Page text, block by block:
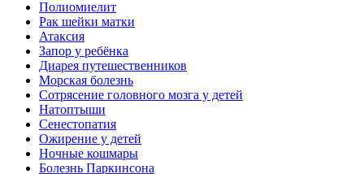
Полиомиелит
Рак шейки матки
Атаксия
Запор у ребёнка
Диарея путешественников
Морская болезнь
Сотрясение головного мозга у детей
Натоптыши
Сенестопатия
Ожирение у детей
Ночные кошмары
Болезнь Паркинсона